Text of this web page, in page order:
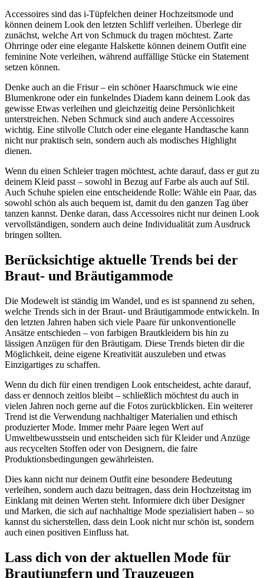
Accessoires sind das i-Tüpfelchen deiner Hochzeitsmode und
können deinem Look den letzten Schliff verleihen. Überlege dir
zunächst, welche Art von Schmuck du tragen möchtest. Zarte
Ohrringe oder eine elegante Halskette können deinem Outfit eine
feminine Note verleihen, während auffällige Stücke ein Statement
setzen können.
Denke auch an die Frisur – ein schöner Haarschmuck wie eine
Blumenkrone oder ein funkelndes Diadem kann deinem Look das
gewisse Etwas verleihen und gleichzeitig deine Persönlichkeit
unterstreichen. Neben Schmuck sind auch andere Accessoires
wichtig. Eine stilvolle Clutch oder eine elegante Handtasche kann
nicht nur praktisch sein, sondern auch als modisches Highlight
dienen.
Wenn du einen Schleier tragen möchtest, achte darauf, dass er gut zu
deinem Kleid passt – sowohl in Bezug auf Farbe als auch auf Stil.
Auch Schuhe spielen eine entscheidende Rolle: Wähle ein Paar, das
sowohl schön als auch bequem ist, damit du den ganzen Tag über
tanzen kannst. Denke daran, dass Accessoires nicht nur deinen Look
vervollständigen, sondern auch deine Individualität zum Ausdruck
bringen sollten.
Berücksichtige aktuelle Trends bei der
Braut- und Bräutigammode
Die Modewelt ist ständig im Wandel, und es ist spannend zu sehen,
welche Trends sich in der Braut- und Bräutigammode entwickeln. In
den letzten Jahren haben sich viele Paare für unkonventionelle
Ansätze entschieden – von farbigen Brautkleidern bis hin zu
lässigen Anzügen für den Bräutigam. Diese Trends bieten dir die
Möglichkeit, deine eigene Kreativität auszuleben und etwas
Einzigartiges zu schaffen.
Wenn du dich für einen trendigen Look entscheidest, achte darauf,
dass er dennoch zeitlos bleibt – schließlich möchtest du auch in
vielen Jahren noch gerne auf die Fotos zurückblicken. Ein weiterer
Trend ist die Verwendung nachhaltiger Materialien und ethisch
produzierter Mode. Immer mehr Paare legen Wert auf
Umweltbewusstsein und entscheiden sich für Kleider und Anzüge
aus recycelten Stoffen oder von Designern, die faire
Produktionsbedingungen gewährleisten.
Dies kann nicht nur deinem Outfit eine besondere Bedeutung
verleihen, sondern auch dazu beitragen, dass dein Hochzeitstag im
Einklang mit deinen Werten steht. Informiere dich über Designer
und Marken, die sich auf nachhaltige Mode spezialisiert haben – so
kannst du sicherstellen, dass dein Look nicht nur schön ist, sondern
auch einen positiven Einfluss hat.
Lass dich von der aktuellen Mode für
Brautjungfern und Trauzeugen